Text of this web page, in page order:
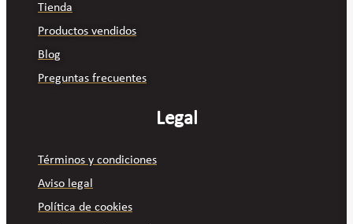
Tienda
Productos vendidos
Blog
Preguntas frecuentes
Legal
Términos y condiciones
Aviso legal
Política de cookies